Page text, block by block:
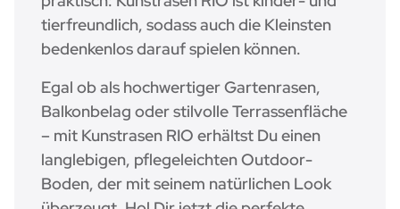
tierfreundlich, sodass auch die Kleinsten
bedenkenlos darauf spielen können.
Egal ob als hochwertiger Gartenrasen,
Balkonbelag oder stilvolle Terrassenfläche
– mit Kunstrasen RIO erhältst Du einen
langlebigen, pflegeleichten Outdoor-
Boden, der mit seinem natürlichen Look